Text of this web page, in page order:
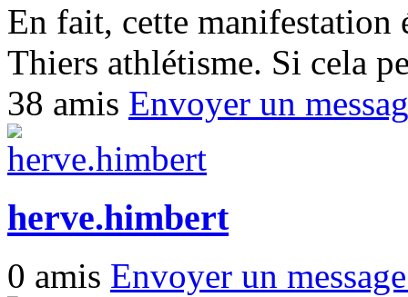
En fait, cette manifestation
Thiers athlétisme. Si cela
38 amis Envoyer un
herve.himbert
0 amis Envoyer un